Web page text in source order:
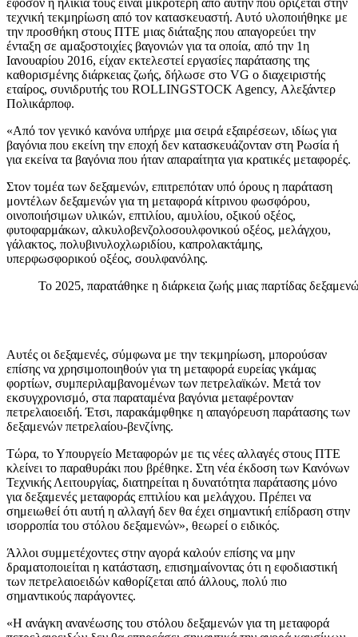
τεχνική τεκμηρίωση από τον κατασκευαστή. Αυτό υλοποιήθηκε με
την προσθήκη στους ΠΤΕ μιας διάταξης που απαγορεύει την
ένταξη σε αμαξοστοιχίες βαγονιών για τα οποία, από την 1η
Ιανουαρίου 2016, είχαν εκτελεστεί εργασίες παράτασης της
καθορισμένης διάρκειας ζωής, δήλωσε στο VG ο διαχειριστής
εταίρος, συνιδρυτής του ROLLINGSTOCK Agency, Αλεξάντερ
Πολικάρποφ.
«Από τον γενικό κανόνα υπήρχε μια σειρά εξαιρέσεων, ιδίως για
βαγόνια που εκείνη την εποχή δεν κατασκευάζονταν στη Ρωσία ή
για εκείνα τα βαγόνια που ήταν απαραίτητα για κρατικές μεταφορές.
Στον τομέα των δεξαμενών, επιτρεπόταν υπό όρους η παράταση
μοντέλων δεξαμενών για τη μεταφορά κίτρινου φωσφόρου,
οινοποιήσιμων υλικών, επτιλίου, αμυλίου, οξικού οξέος,
φυτοφαρμάκων, αλκυλοβενζολοσουλφονικού οξέος, μελάγχου,
γάλακτος, πολυβινυλοχλωριδίου, καπρολακτάμης,
υπερφωσφορικού οξέος, σουλφανόλης.
Το 2025, παρατάθηκε η διάρκεια ζωής μιας παρτίδας
Αυτές οι δεξαμενές, σύμφωνα με την τεκμηρίωση, μπορούσαν
επίσης να χρησιμοποιηθούν για τη μεταφορά ευρείας γκάμας
φορτίων, συμπεριλαμβανομένων των πετρελαϊκών. Μετά τον
εκσυγχρονισμό, στα παραταμένα βαγόνια μεταφέρονταν
πετρελαιοειδή. Έτσι, παρακάμφθηκε η απαγόρευση παράτασης των
δεξαμενών πετρελαίου-βενζίνης.
Τώρα, το Υπουργείο Μεταφορών με τις νέες αλλαγές στους ΠΤΕ
κλείνει το παραθυράκι που βρέθηκε. Στη νέα έκδοση των Κανόνων
Τεχνικής Λειτουργίας, διατηρείται η δυνατότητα παράτασης μόνο
για δεξαμενές μεταφοράς επτιλίου και μελάγχου. Πρέπει να
σημειωθεί ότι αυτή η αλλαγή δεν θα έχει σημαντική επίδραση στην
ισορροπία του στόλου δεξαμενών», θεωρεί ο ειδικός.
Άλλοι συμμετέχοντες στην αγορά καλούν επίσης να μην
δραματοποιείται η κατάσταση, επισημαίνοντας ότι η εφοδιαστική
των πετρελαιοειδών καθορίζεται από άλλους, πολύ πιο
σημαντικούς παράγοντες.
«Η ανάγκη ανανέωσης του στόλου δεξαμενών για τη μεταφορά